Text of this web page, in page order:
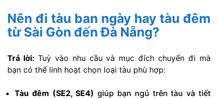
Nên đi tàu ban ngày hay tàu đêm
từ Sài Gòn đến Đà Nẵng?
Trả lời: Tuỳ vào nhu cầu và mục đích chuyến đi mà
bạn có thể linh hoạt chọn loại tàu phù hợp:
Tàu đêm (SE2, SE4) giúp bạn ngủ trên tàu và tiết